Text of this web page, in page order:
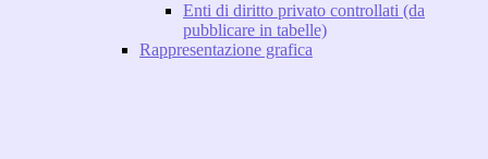
Enti di diritto privato controllati (da
pubblicare in tabelle)
Rappresentazione grafica